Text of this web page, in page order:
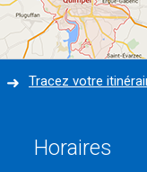
Tracez votre
Horaires